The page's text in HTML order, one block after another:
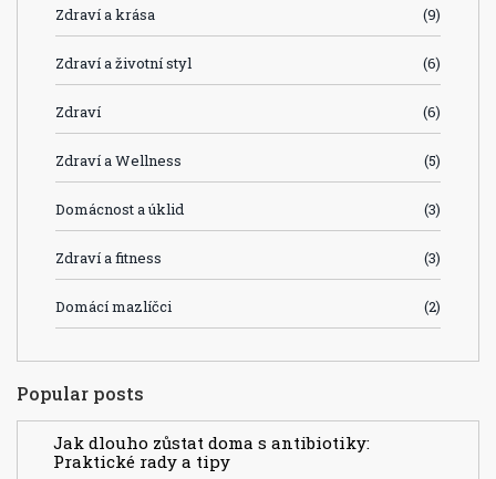
Zdraví a krása (9)
Zdraví a životní styl (6)
Zdraví (6)
Zdraví a Wellness (5)
Domácnost a úklid (3)
Zdraví a fitness (3)
Domácí mazlíčci (2)
Popular posts
Jak dlouho zůstat doma s antibiotiky:
Praktické rady a tipy